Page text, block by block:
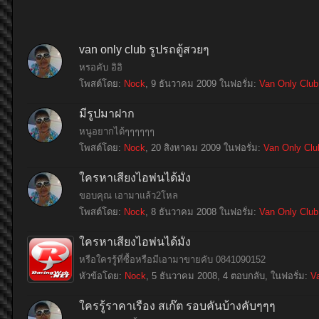
van only club รูปรถตู้สวยๆ
หรอคับ อิอิ
โพสต์โดย: Nock, 9 ธันวาคม 2009 ในฟอรั่ม: Van Only Club
มีรูปมาฝาก
หนูอยากได้ๆๆๆๆๆๆ
โพสต์โดย: Nock, 20 สิงหาคม 2009 ในฟอรั่ม: Van Only
ใครหาเสียงไอพ่นได้มั้ง
ขอบคุณ เอามาแล้ว2โหล
โพสต์โดย: Nock, 8 ธันวาคม 2008 ในฟอรั่ม: Van Only Club
ใครหาเสียงไอพ่นได้มั้ง
หรือใครรู้ที่ซื้อหรือมีเอามาขายคับ 0841090152
หัวข้อโดย: Nock, 5 ธันวาคม 2008, 4 ตอบกลับ, ในฟอรั่ม:
ใครรู้ราคาเรื่อง สเก๊ต รอบคันบ้างคับๆๆๆ